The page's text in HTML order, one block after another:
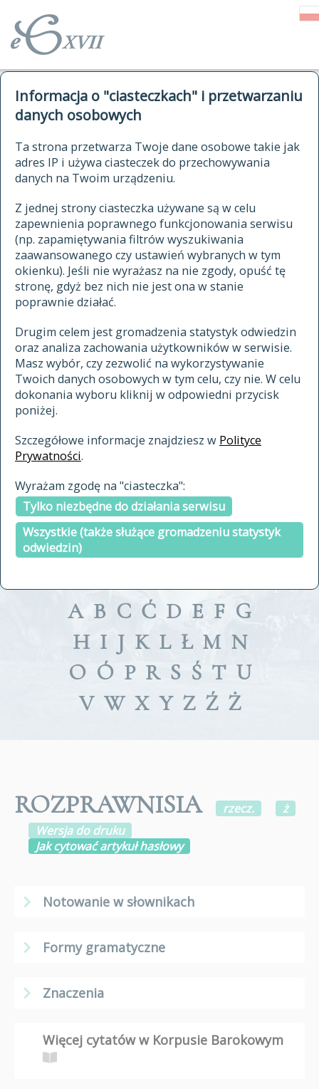
Informacja o "ciasteczkach" i przetwarzaniu
danych osobowych
Ta strona przetwarza Twoje dane osobowe takie jak
adres IP i używa ciasteczek do przechowywania
danych na Twoim urządzeniu.
Z jednej strony ciasteczka używane są w celu
zapewnienia poprawnego funkcjonowania serwisu
(np. zapamiętywania filtrów wyszukiwania
zaawansowanego czy ustawień wybranych w tym
okienku). Jeśli nie wyrażasz na nie zgody, opuść tę
stronę, gdyż bez nich nie jest ona w stanie
poprawnie działać.
Drugim celem jest gromadzenia statystyk odwiedzin
oraz analiza zachowania użytkowników w serwisie.
Masz wybór, czy zezwolić na wykorzystywanie
Twoich danych osobowych w tym celu, czy nie. W celu
dokonania wyboru kliknij w odpowiedni przycisk
poniżej.
Szczegółowe informacje znajdziesz w Polityce
Prywatności.
Wyrażam zgodę na "ciasteczka":
Tylko niezbędne do działania serwisu
Wszystkie (także służące gromadzeniu statystyk
odwiedzin)
autorzy Słownika
historia
publikacje
źródła
autorzy tekstów źródłowych
zasady opracowania
statystyki
najnowsze hasła
ostatnio zmodyfikowane hasła
materiały archiwalne
cytowanie
kontakt
kwerendy
jak cytować Słownik
ELEKTRONICZNY SŁOWNIK
JĘZYKA POLSKIEGO
XVII I XVIII WIEKU
znajdź hasła
zaczynające się od
indeksie
a fronte
a tergo
A B C Ć D E F G
H I J K L Ł M N
O Ó P R S Ś T U
V W X Y Z Ź Ż
ROZPRAWNISIA rzecz.
ż
Wersja do druku
Jak cytować artykuł hasłowy
Notowanie w słownikach
Formy gramatyczne
Znaczenia
Więcej cytatów w Korpusie Barokowym